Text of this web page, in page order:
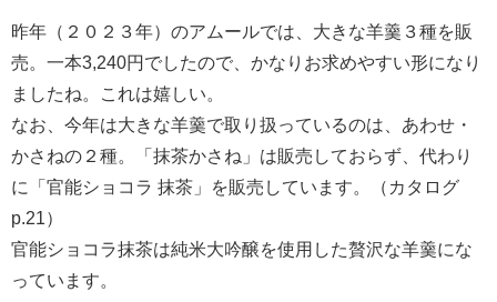
昨年（２０２３年）のアムールでは、大きな羊羹３種を販
売。一本3,240円でしたので、かなりお求めやすい形になり
ましたね。これは嬉しい。
なお、今年は大きな羊羹で取り扱っているのは、あわせ・
かさねの２種。「抹茶かさね」は販売しておらず、代わり
に「官能ショコラ 抹茶」を販売しています。（カタログ
p.21）
官能ショコラ抹茶は純米大吟醸を使用した贅沢な羊羹にな
っています。